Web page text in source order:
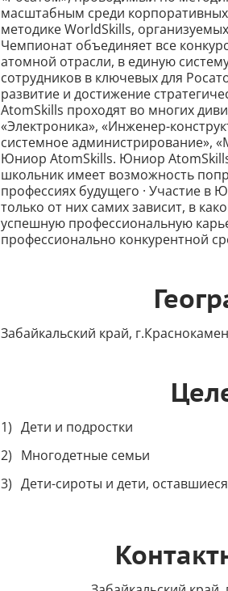
масштабным среди
методике WorldSkills,
Чемпионат объединяет все
атомной отрасли, в единую
сотрудников в ключевых для
развитие и достижение
AtomSkills проходят во многих
«Электроника», «Инженер-
системное администрирование»,
Юниор AtomSkills. Юниор
школьник имеет возможность
профессиях будущего · Участие в
только от них самих зависит, в
успешную профессиональную
профессионально конкурентной
Забайкальский край,
Дети и подростки
Многодетные семьи
Дети-сироты и дети,